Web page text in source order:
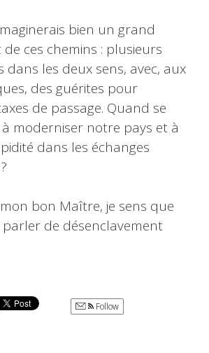
bien un grand
ces chemins : plusieurs
dans les deux sens, avec, aux
des guérites pour
de passage. Quand se
moderniser notre pays et à
dans les échanges
mon bon Maître, je sens que
de désenclavement
Follow